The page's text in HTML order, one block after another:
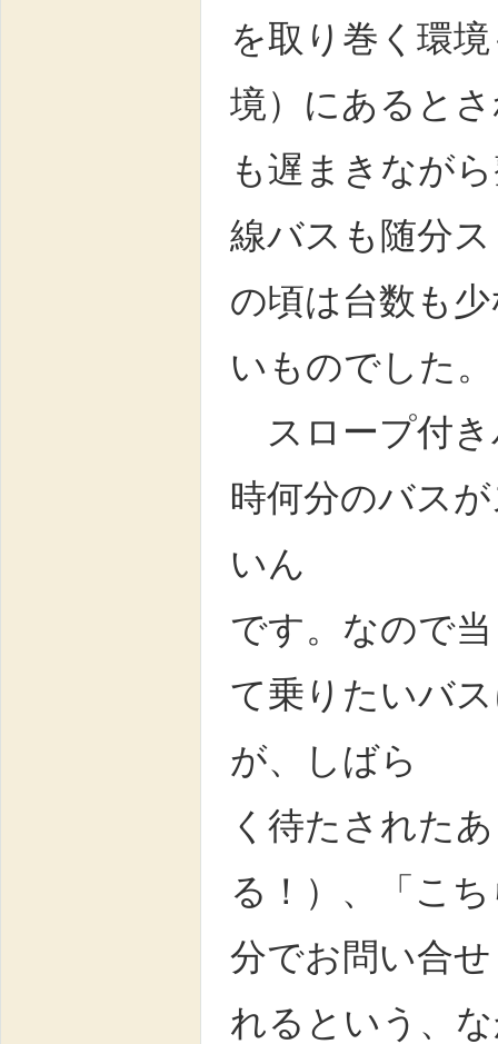
を取り巻く環
境）にあると
も遅まきなが
線バスも随分
の頃は台数も
いものでした。
スロープ付き
時何分のバス
いん
です。なので
て乗りたいバ
が、しばら
く待たされた
る！）、「こ
分でお問い合
れるという、